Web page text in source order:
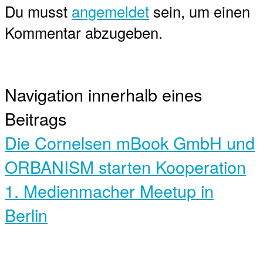
Du musst angemeldet sein, um einen
Kommentar abzugeben.
Navigation innerhalb eines
Beitrags
Die Cornelsen mBook GmbH und
ORBANISM starten Kooperation
1. Medienmacher Meetup in
Berlin